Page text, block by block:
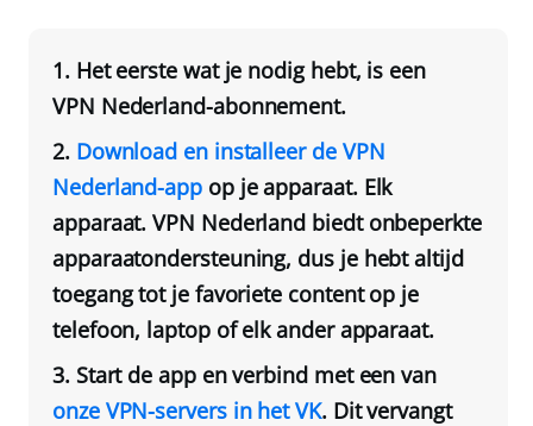
Het eerste wat je nodig hebt, is een
VPN Nederland-abonnement.
Download en installeer de VPN
Nederland-appop je apparaat. Elk
apparaat. VPN Nederland biedt onbeperkte
apparaatondersteuning, dus je hebt altijd
toegang tot je favoriete content op je
telefoon, laptop of elk ander apparaat.
Start de app en verbind met een van
onze VPN-servers in het VK. Dit vervangt